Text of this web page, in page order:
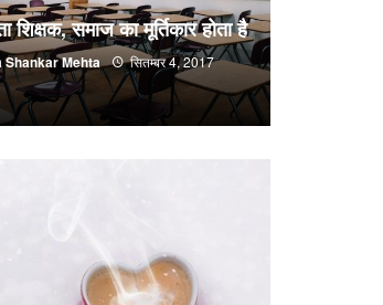
शिक्षक, समाज का मूर्तिकार होता है
Shankar Mehta
सितम्बर 4, 2017